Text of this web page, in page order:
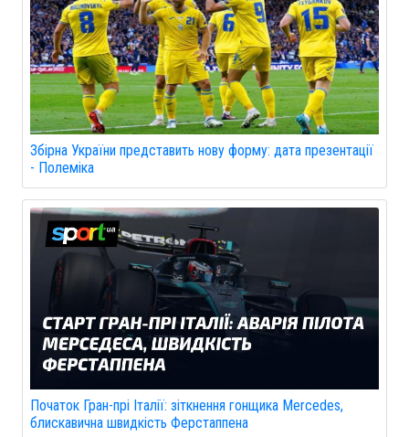
Збірна України представить нову форму: дата презентації
- Полеміка
Початок Гран-прі Італії: зіткнення гонщика Mercedes,
блискавична швидкість Ферстаппена